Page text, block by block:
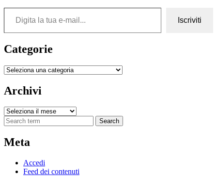
Digita la tua e-mail...
Iscriviti
Categorie
Categorie
Archivi
Archivi
Search
Meta
Accedi
Feed dei contenuti